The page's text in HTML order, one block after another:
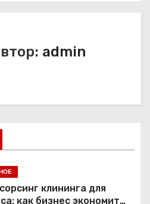
admin
клининга для
как бизнес экономит